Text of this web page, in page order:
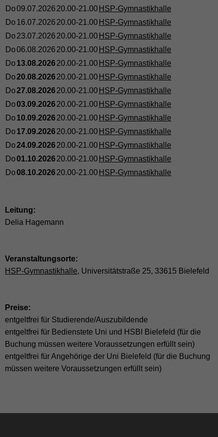
Do09.07.2026 20.00-21.00 HSP-Gymnastikhalle
Do 16.07.2026 20.00-21.00 HSP-Gymnastikhalle
Do 23.07.2026 20.00-21.00 HSP-Gymnastikhalle
Do06.08.2026 20.00-21.00 HSP-Gymnastikhalle
Do 13.08.202620.00-21.00 HSP-Gymnastikhalle
Do20.08.202620.00-21.00 HSP-Gymnastikhalle
Do27.08.202620.00-21.00 HSP-Gymnastikhalle
Do03.09.202620.00-21.00 HSP-Gymnastikhalle
Do 10.09.202620.00-21.00 HSP-Gymnastikhalle
Do 17.09.202620.00-21.00 HSP-Gymnastikhalle
Do24.09.202620.00-21.00 HSP-Gymnastikhalle
Do01.10.202620.00-21.00 HSP-Gymnastikhalle
Do08.10.202620.00-21.00 HSP-Gymnastikhalle
Leitung:
Delia Hagemann
Veranstaltungsorte:
HSP-Gymnastikhalle, Universitätstraße 25, 33615 Bielefeld
Preise:
entgeltfrei für Studierende/Auszubildende
entgeltfrei für Bedienstete Uni und HSBI Bielefeld (für die
Buchung müssen weitere Voraussetzungen erfüllt sein)
entgeltfrei für Angehörige der Uni Bielefeld (für die Buchung
müssen weitere Voraussetzungen erfüllt sein)